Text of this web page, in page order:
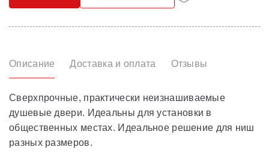
Описание Доставка и оплата Отзывы
Сверхпрочные, практически неизнашиваемые
душевые двери. Идеальны для установки в
общественных местах. Идеальное решение для ниш
разных размеров.